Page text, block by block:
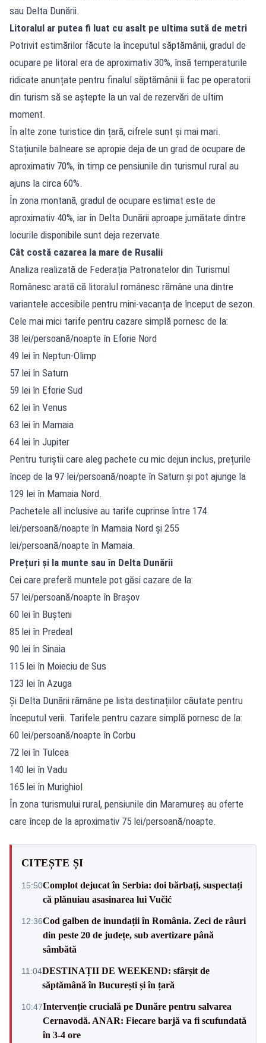
sau Delta Dunării.
Litoralul ar putea fi luat cu asalt pe ultima sută de metri
Potrivit estimărilor făcute la începutul săptămânii, gradul de
ocupare pe litoral era de aproximativ 30%, însă temperaturile
ridicate anunțate pentru finalul săptămânii îi fac pe operatorii
din turism să se aștepte la un val de rezervări de ultim
moment.
În alte zone turistice din țară, cifrele sunt și mai mari.
Stațiunile balneare se apropie deja de un grad de ocupare de
aproximativ 70%, în timp ce pensiunile din turismul rural au
ajuns la circa 60%.
În zona montană, gradul de ocupare estimat este de
aproximativ 40%, iar în Delta Dunării aproape jumătate dintre
locurile disponibile sunt deja rezervate.
Cât costă cazarea la mare de Rusalii
Analiza realizată de Federația Patronatelor din Turismul
Românesc arată că litoralul românesc rămâne una dintre
variantele accesibile pentru mini-vacanța de început de sezon.
Cele mai mici tarife pentru cazare simplă pornesc de la:
38 lei/persoană/noapte în Eforie Nord
49 lei în Neptun-Olimp
57 lei în Saturn
59 lei în Eforie Sud
62 lei în Venus
63 lei în Mamaia
64 lei în Jupiter
Pentru turiștii care aleg pachete cu mic dejun inclus, prețurile
încep de la 97 lei/persoană/noapte în Saturn și pot ajunge la
129 lei în Mamaia Nord.
Pachetele all inclusive au tarife cuprinse între 174
lei/persoană/noapte în Mamaia Nord și 255
lei/persoană/noapte în Mamaia.
Prețuri și la munte sau în Delta Dunării
Cei care preferă muntele pot găsi cazare de la:
57 lei/persoană/noapte în Brașov
60 lei în Bușteni
85 lei în Predeal
90 lei în Sinaia
115 lei în Moieciu de Sus
123 lei în Azuga
Și Delta Dunării rămâne pe lista destinațiilor căutate pentru
începutul verii. Tarifele pentru cazare simplă pornesc de la:
60 lei/persoană/noapte în Corbu
72 lei în Tulcea
140 lei în Vadu
165 lei în Murighiol
În zona turismului rural, pensiunile din Maramureș au oferte
care încep de la aproximativ 75 lei/persoană/noapte.
CITEȘTE ȘI
15:50Complot dejucat în Serbia: doi bărbați, suspectați
că plănuiau asasinarea lui Vučić
12:36Cod galben de inundații în România. Zeci de râuri
din peste 20 de județe, sub avertizare până
sâmbătă
11:04DESTINAȚII DE WEEKEND: sfârșit de
săptămână în București și în țară
10:47Intervenție crucială pe Dunăre pentru salvarea
Cernavodă. ANAR: Fiecare barjă va fi scufundată
în 3-4 ore